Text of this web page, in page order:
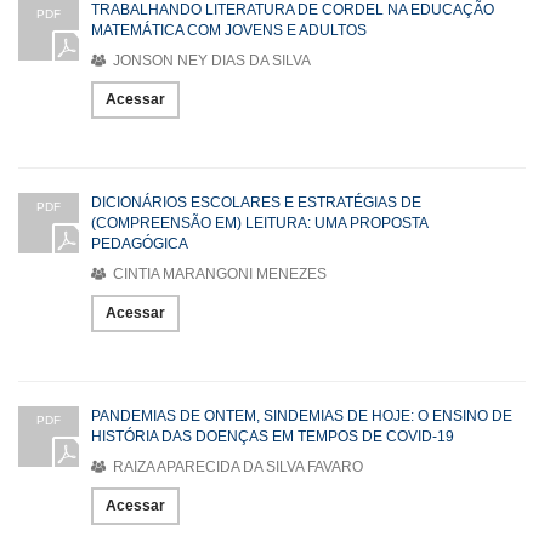
PDF
TRABALHANDO LITERATURA DE CORDEL NA EDUCAÇÃO
MATEMÁTICA COM JOVENS E ADULTOS
JONSON NEY DIAS DA SILVA
Acessar
PDF
DICIONÁRIOS ESCOLARES E ESTRATÉGIAS DE
(COMPREENSÃO EM) LEITURA: UMA PROPOSTA
PEDAGÓGICA
CINTIA MARANGONI MENEZES
Acessar
PDF
PANDEMIAS DE ONTEM, SINDEMIAS DE HOJE: O ENSINO DE
HISTÓRIA DAS DOENÇAS EM TEMPOS DE COVID-19
RAIZA APARECIDA DA SILVA FAVARO
Acessar